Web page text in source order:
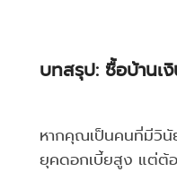
บทสรุป: ซื้อบ้านเ
หากคุณเป็นคนที่มีวินั
ยุคดอกเบี้ยสูง แต่ต้อ